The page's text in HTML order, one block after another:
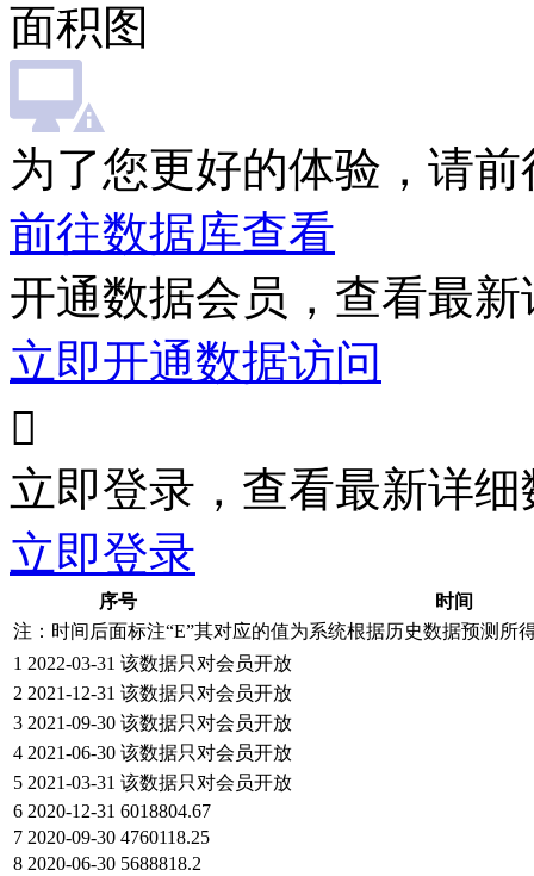
面积图
为了您更好的体验，请
前往数据库查看
开通数据会员，查看最
立即开通数据访问

立即登录，查看最新详细
立即登录
序号
时间
注：时间后面标注“E”其对应的值为系统根据历史数据预测所
1 2022-03-31 该数据只对会员开放
2 2021-12-31 该数据只对会员开放
3 2021-09-30 该数据只对会员开放
4 2021-06-30 该数据只对会员开放
5 2021-03-31 该数据只对会员开放
6 2020-12-31 6018804.67
7 2020-09-30 4760118.25
8 2020-06-30 5688818.2